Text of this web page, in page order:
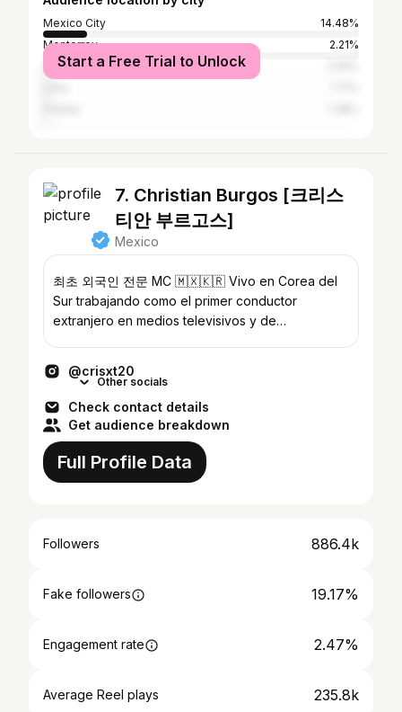
Mexico City
14.48%
Monterrey
2.21%
Guadalajara
Start a Free Trial to Unlock
7. Christian Burgos [크리스
티안 부르고스]
Mexico
최초 외국인 전문 MC 🇲🇽🇰🇷 Vivo en Corea del
Sur trabajando como el primer conductor
extranjero en medios televisivos y de
@crisxt20
Other socials
Check contact details
Get audience breakdown
Full Profile Data
Followers 886.4k
Fake followers 19.17%
Engagement rate 2.47%
Average Reel plays 235.8k